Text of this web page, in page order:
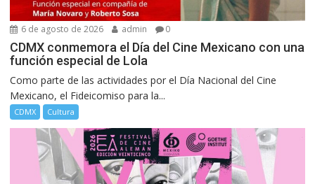
6 de agosto de 2026 admin 0
CDMX conmemora el Día del Cine Mexicano con una
función especial de Lola
Como parte de las actividades por el Día Nacional del Cine
Mexicano, el Fideicomiso para la...
CDMX Cultura